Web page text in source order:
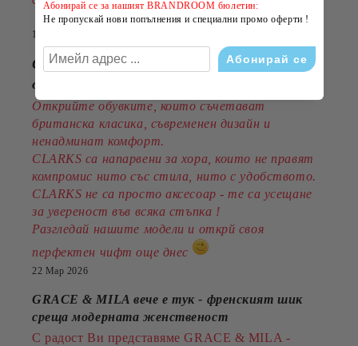
14 Юли 2026
CLARKS - стил, комфорт и традиция
от 1825година
Открийте обувките, които съчетават
британска класика, съвременен дизайн и
ненадминат комфорт.
CLARKS са напарвени за хора, които не правят
компромис нито със стила, нито с удобството.
CLARKS не са просто аксесоар - те са усещане
за увереност във всяка стъпка !
Разгледай нашите модели и открй своя
перфектен чифт още днес
22 Мар 2026
GRACE & MILA вече е тук - френският шик
среща модерната женственост
С радост Ви представяме GRACE & MILA -
Абонирай се за нашият BRANDROOM бюлетин:
Не пропускай нови попълнения и специални промо оферти !